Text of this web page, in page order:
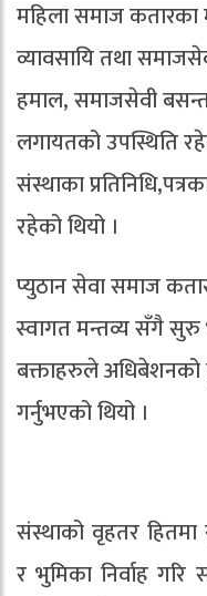
महिला समाज
व्यावसायि तथा
हमाल, समाजसेवी
लगायतको उपस्थिति
संस्थाका
रहेको थियो ।
प्युठान सेवा समाज
स्वागत मन्तव्य सँगै सुरु
बक्ताहरुले
गर्नुभएको थियो ।
संस्थाको वृहतर हितमा
र भुमिका निर्वाह